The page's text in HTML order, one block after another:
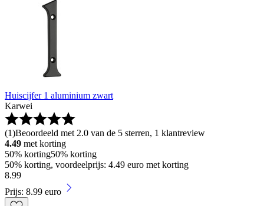
Huiscijfer 1 aluminium zwart
Karwei
(1)Beoordeeld met 2.0 van de 5 sterren, 1 klantreview
4.49 met korting
50% korting50% korting
50% korting, voordeelprijs: 4.49 euro met korting
8.99
Prijs: 8.99 euro